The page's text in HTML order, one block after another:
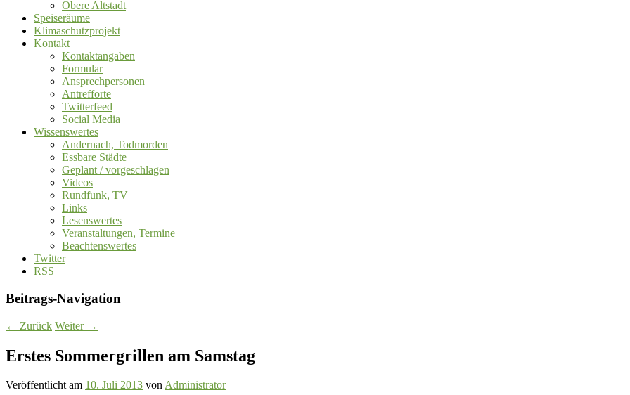
Obere Altstadt
Speiseräume
Klimaschutzprojekt
Kontakt
Kontaktangaben
Formular
Ansprechpersonen
Antrefforte
Twitterfeed
Social Media
Wissenswertes
Andernach, Todmorden
Essbare Städte
Geplant / vorgeschlagen
Videos
Rundfunk, TV
Links
Lesenswertes
Veranstaltungen, Termine
Beachtenswertes
Twitter
RSS
Beitrags-Navigation
← Zurück Weiter →
Erstes Sommergrillen am Samstag
Veröffentlicht am 10. Juli 2013 vonAdministrator